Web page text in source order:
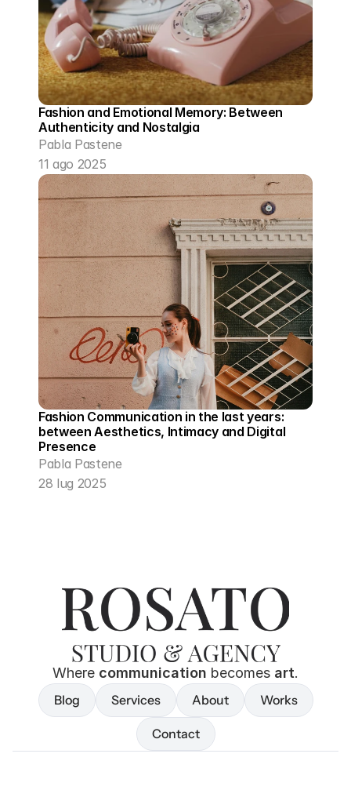
Fashion and Emotional Memory: Between
Authenticity and Nostalgia
Pabla Pastene
11 ago 2025
Fashion Communication in the last years:
between Aesthetics, Intimacy and Digital
Presence
Pabla Pastene
28 lug 2025
Where communication becomes art.
Blog
Blog
Services
Services
About
About
Works
Works
Contact
Contact